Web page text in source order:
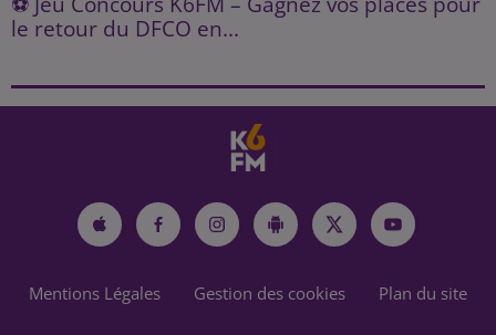
le retour du DFCO en...
Mentions Légales Gestion des cookies Plan du site